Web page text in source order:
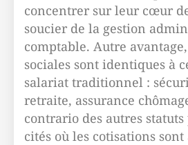
concentrer sur leur cœur
soucier de la gestion
comptable. Autre
sociales sont identiques à
salariat traditionnel :
retraite, assurance
contrario des autres
cités où les cotisations